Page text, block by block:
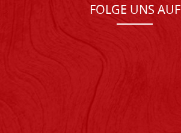
FOLGE UNS AUF